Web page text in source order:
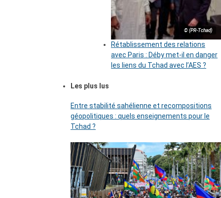
© (PR-Tchad)
Rétablissement des relations
avec Paris : Déby met-il en danger
les liens du Tchad avec l’AES ?
Les plus lus
Entre stabilité sahélienne et recompositions
géopolitiques : quels enseignements pour le
Tchad ?